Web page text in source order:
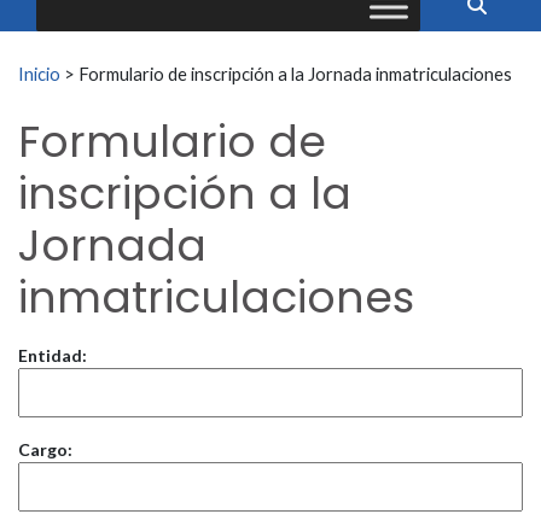
Buscar:
Inicio > Formulario de inscripción a la Jornada inmatriculaciones
Formulario de
inscripción a la
Jornada
inmatriculaciones
Entidad:
Cargo: